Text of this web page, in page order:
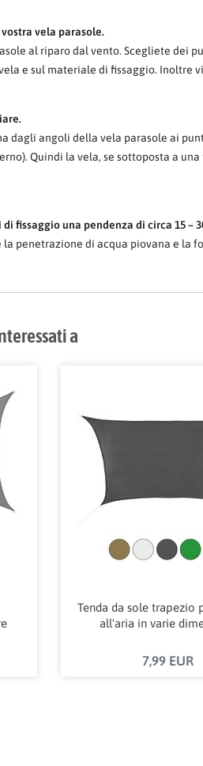
vela parasole.
al riparo dal vento. Scegliete dei
e sul materiale di fissaggio.
dagli angoli della vela parasole ai
Quindi la vela, se sottoposta a
fissaggio una pendenza di circa 15 –
penetrazione di acqua piovana e la
a
Tenda da sole trapezio
all'aria in varie
7,99 EUR